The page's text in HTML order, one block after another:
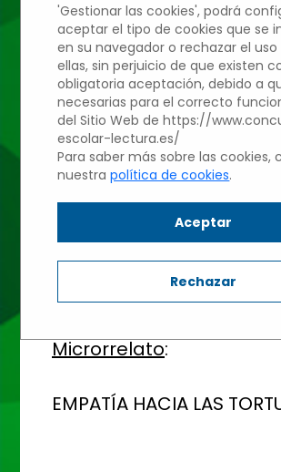
Profesor: Antonio
Rodríguez
2º ESO - Aula: 2º ESO A
Microrrelato:
EMPATÍA HACIA LAS
'Gestionar las cookies', podrá
aceptar el tipo de cookies que se
en su navegador o rechazar el
ellas, sin perjuicio de que existen
obligatoria aceptación, debido a
necesarias para el correcto
del Sitio Web de https://
escolar-lectura.es/
Para saber más sobre las cookies,
nuestrapolítica de cookies.
Aceptar
Rechazar